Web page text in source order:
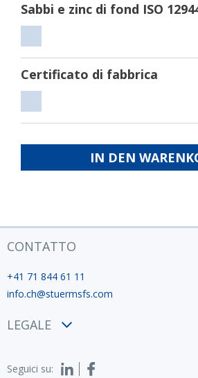
8504-
Sabbi e zinc di fond ISO
e
zinc
fond
Certificato di fabbrica
di
fabbrica
IN DEN
CONTATTO
+41 71 844 61 11
info.ch@stuermsfs.com
LEGALE
Privacy policy
Seguici su: